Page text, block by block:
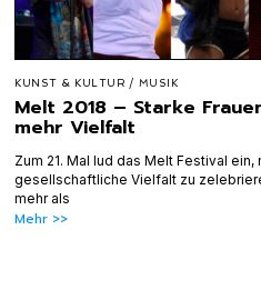
KUNST & KULTUR / MUSIK
Melt 2018 – Starke
mehr Vielfalt
Zum 21. Mal lud das Melt Festival
gesellschaftliche Vielfalt zu
mehr als
Mehr >>